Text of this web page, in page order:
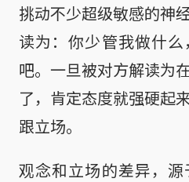
挑动不少超级敏感的神
读为：你少管我做什
吧。一旦被对方解读为
了，肯定态度就强硬起
跟立场。
观念和立场的差异，